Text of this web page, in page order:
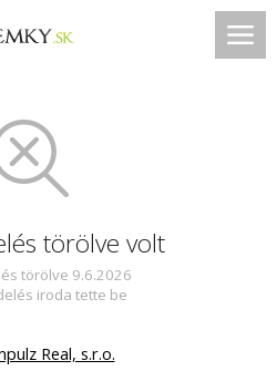
törölve volt
törölve 9.6.2026
iroda tette be
Real, s.r.o.